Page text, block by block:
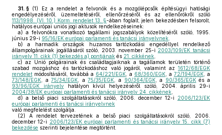
31. § (1)
Ez a rendelet a felvonók és a mozgólépcsők építésügyi hatósági
engedélyezéséről, üzemeltetéséről, ellenőrzéséről és az ellenőrökről szóló
113/1998. (VI. 10.) Korm. rendelet 13. §-ában foglalt, jelen bekezdésben felsorolt,
hatályos európai uniós jogi aktusok rendelkezéseinek:
a) a felvonókra vonatkozó tagállami jogszabályok közelítéséről szóló, 1995.
június 29-i 95/16/EK európai parlamenti és tanácsi irányelvnek,
b) a harmadik országok huzamos tartózkodási engedéllyel rendelkező
állampolgárainak jogállásáról szóló, 2003. november 25-i 2003/109/EK tanácsi
irányelv 11. cikk (1) bekezdés a) pontjának és 21. cikkének
c) az Unió polgárainak és családtagjaiknak a tagállamok területén történő
szabad mozgáshoz és tartózkodáshoz való jogáról, valamint az 1612/68/EGK
rendelet módosításáról, továbbá a 64/221/EGK , a 68/360/EGK , a 72/194/EGK , a
73/148/EGK , a75/34/EGK , a75/35/EGK , a 90/364/EGK, a 90/365/EGKés a
93/96/EGK irányelvhatályon kívül helyezéséről szóló, 2004. április 29-i
2004/38/EK európai parlamenti és tanácsi irányelv 24. cikkének
d) a belső piaci szolgáltatásokról szóló, 2006. december 12-i 2006/123/EK
európai parlamenti és tanácsi irányelvnek
való megfelelést szolgálja.
(2) A rendelet tervezetének a belső piaci szolgáltatásokról szóló, 2006.
december 12-i 2006/123/EK európai parlamenti és tanácsi irányelv 15. cikk (7)
bekezdése szerinti bejelentése megtörtént.